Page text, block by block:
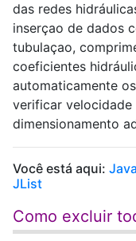
das redes
inserçao de dados
tubulaçao,
coeficientes
automaticamente
verificar velocidade
dimensionamento
Você está aqui: Java
JList
Como excluir